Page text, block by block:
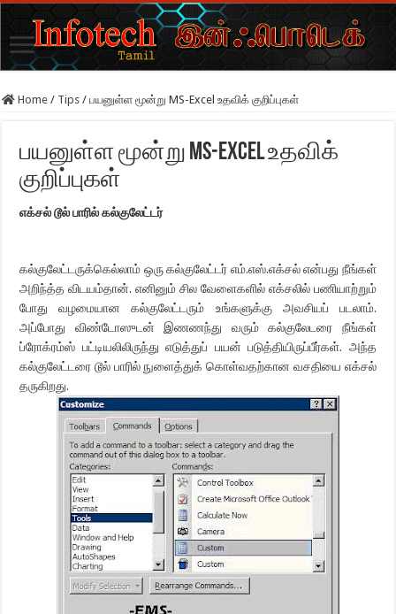
Home / Tips / பயனுள்ள மூன்று MS-Excel உதவிக் குறிப்புகள்
பயனுள்ள மூன்று MS-Excel உதவிக்
குறிப்புகள்
எக்சல் டூல் பாரில் கல்குலேட்டர்
கல்குலேட்டருக்கெல்லாம் ஒரு கல்குலேட்டர் எம்.எஸ்.எக்சல் என்பது நீங்கள்
அறிந்த்த விடயம்தான். எனினும் சில வேளைகளில் எக்சலில் பணியாற்றும்
போது வழமையான கல்குலேட்டரும் உங்களுக்கு அவசியப் படலாம்.
அப்போது விண்டோஸுடன் இணணந்து வரும் கல்குலேடரை நீங்கள்
ப்ரோக்ரம்ஸ் பட்டியலிலிருந்து எடுத்துப் பயன் படுத்தியிருப்பீர்கள். அந்த
கல்குலேட்டரை டூல் பாரில் நுளைத்துக் கொள்வதற்கான வசதியை எக்சல்
தருகிறது.